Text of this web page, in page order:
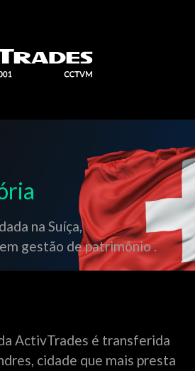
na Suíça,
gestão de patrimônio .
ActivTrades é transferida
cidade que mais presta